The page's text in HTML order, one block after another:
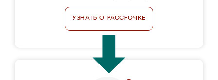
УЗНАТЬ О РАССРОЧКЕ